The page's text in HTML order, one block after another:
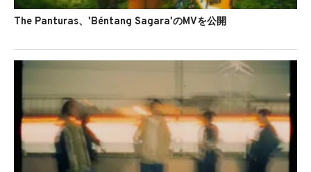
The Panturas、'Béntang Sagara'のMVを公開